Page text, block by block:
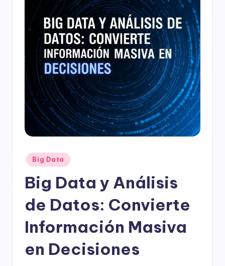
T
o
Publicado
en
Big Data
Big Data y Análisis
de Datos: Convierte
Información Masiva
en Decisiones